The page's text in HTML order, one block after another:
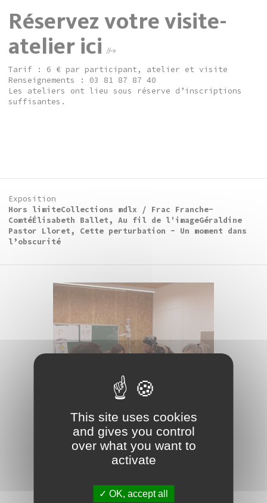
Réservez votre visite-
atelier ici
Tarif : 6 € par participant, atelier et visite
Renseignements : 03 81 87 87 40
Les ateliers ont lieu sous réserve d’inscriptions
suffisantes.
Exposition
Hors limiteCollections mdlx / Frac Franche-
ComtéÉlisabeth Ballet, Au fil de l'imageGéraldine
Pastor Lloret, Cette perturbation - Un moment dans
l’obscurité
Visite-atelier parents-
This site uses cookies
and gives you control
over what you want to
activate
OK, accept all